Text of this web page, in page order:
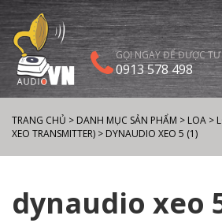
GỌI NGAY ĐỂ ĐƯỢC TƯ
0913 578 498
TRANG CHỦ > DANH MỤC SẢN PHẨM > LOA >
XEO TRANSMITTER) > DYNAUDIO XEO 5 (1)
dynaudio xeo